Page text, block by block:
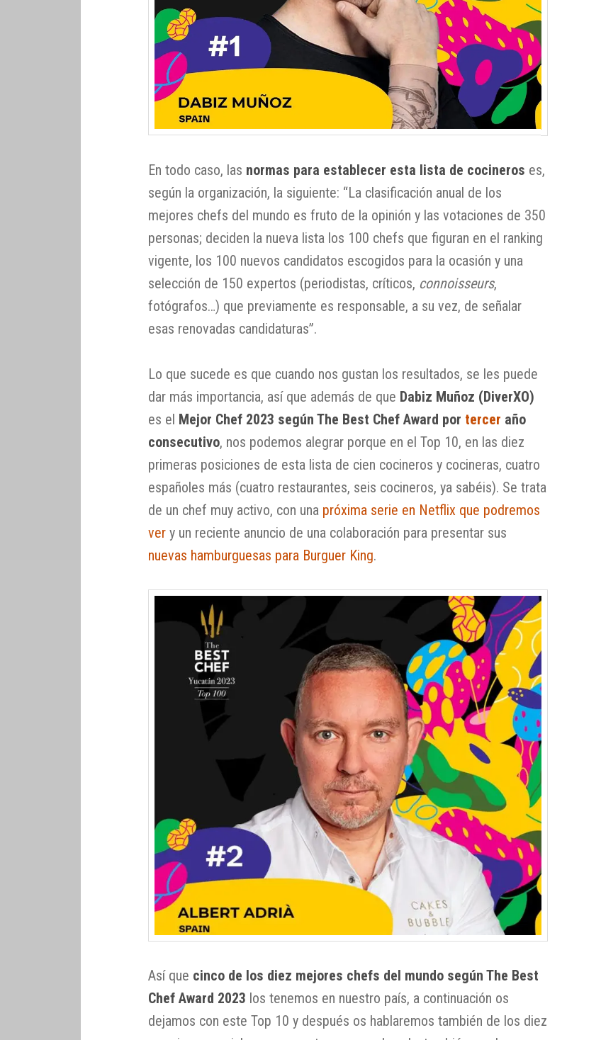
En todo caso, las normas para establecer esta lista de cocineros es,
según la organización, la siguiente: “La clasificación anual de los
mejores chefs del mundo es fruto de la opinión y las votaciones de 350
personas; deciden la nueva lista los 100 chefs que figuran en el ranking
vigente, los 100 nuevos candidatos escogidos para la ocasión y una
selección de 150 expertos (periodistas, críticos, connoisseurs,
fotógrafos…) que previamente es responsable, a su vez, de señalar
esas renovadas candidaturas”.
Lo que sucede es que cuando nos gustan los resultados, se les puede
dar más importancia, así que además de que Dabiz Muñoz (DiverXO)
es el Mejor Chef 2023 según The Best Chef Award por tercer año
consecutivo, nos podemos alegrar porque en el Top 10, en las diez
primeras posiciones de esta lista de cien cocineros y cocineras, cuatro
españoles más (cuatro restaurantes, seis cocineros, ya sabéis). Se trata
de un chef muy activo, con una próxima serie en Netflix que podremos
ver y un reciente anuncio de una colaboración para presentar sus
nuevas hamburguesas para Burguer King.
Así que cinco de los diez mejores chefs del mundo según The Best
Chef Award 2023 los tenemos en nuestro país, a continuación os
dejamos con este Top 10 y después os hablaremos también de los diez